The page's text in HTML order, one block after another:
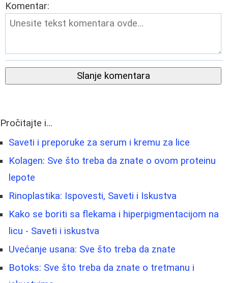
Komentar:
Slanje komentara
Pročitajte i...
Saveti i preporuke za serum i kremu za lice
Kolagen: Sve što treba da znate o ovom proteinu
lepote
Rinoplastika: Ispovesti, Saveti i Iskustva
Kako se boriti sa flekama i hiperpigmentacijom na
licu - Saveti i iskustva
Uvećanje usana: Sve što treba da znate
Botoks: Sve što treba da znate o tretmanu i